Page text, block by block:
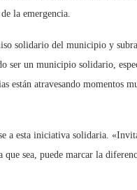
la emergencia.
solidario del municipio y
ser un municipio solidario,
están atravesando momentos
a esta iniciativa solidaria.
sea, puede marcar la